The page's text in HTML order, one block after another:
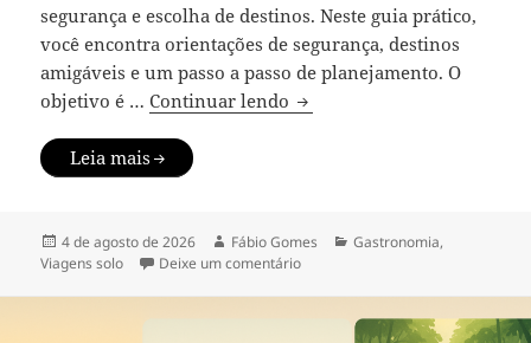
segurança e escolha de destinos. Neste guia prático,
você encontra orientações de segurança, destinos
amigáveis e um passo a passo de planejamento. O
objetivo é …Continuar lendo Viagem solo feminina:
Leia mais
Publicado
em
4 de agosto de 2026 Autor
Fábio Gomes Categorias
Gastronomia,
Viagens solo
Deixe um comentárioem Viagem solo feminina: